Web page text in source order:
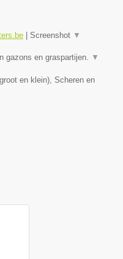
Screenshot ▼
gazons en graspartijen. ▼
en klein), Scheren en